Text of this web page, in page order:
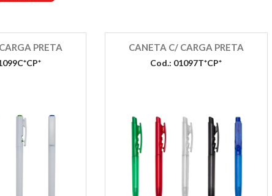
PRETA CANETA C/ CARGA PRETA
Cod.: 01097T*CP*